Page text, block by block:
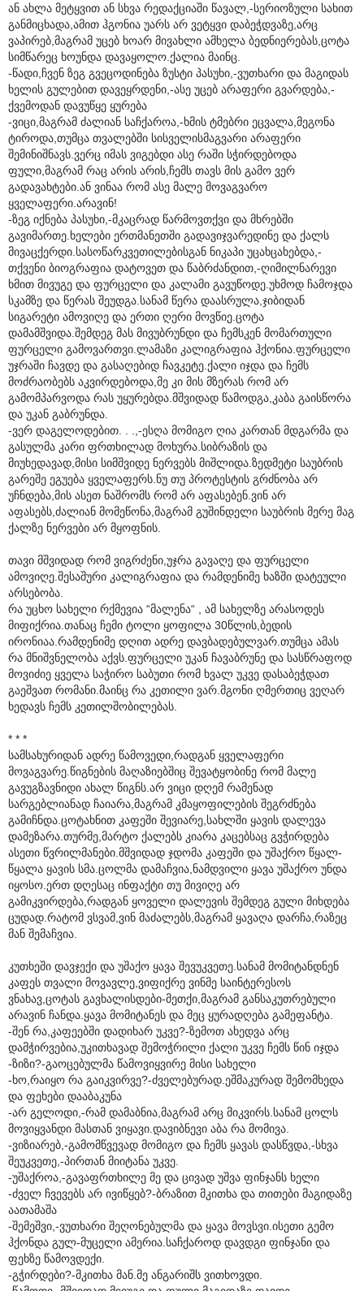
ან ახლა მეტყვით ან სხვა რედაქციაში წავალ,-სერიოზული სახით
განმიცხადა,ამით ჰგონია უარს არ ვეტყვი დაბეჭდვაზე,არც
ვაპირებ,მაგრამ უცებ ხოარ მივახლი ამხელა ბედნიერებას,ცოტა
სიმწარეც ხოუნდა დავაყოლო.ქალია მაინც.
-წადი,ჩვენ ზეგ გვეცოდინება ზუსტი პასუხი,-ვუთხარი და მაგიდას
ხელის გულებით დავეყრდენი,-ასე უცებ არაფერი გვარდება,-
ქვემოდან დავუწყე ყურება
-ვიცი,მაგრამ ძალიან საჩქაროა,-ხმის ტმებრი ეცვალა,მეგონა
ტიროდა,თუმცა თვალებში სისველისმაგვარი არაფერი
შემინიშნავს.ვერც იმას ვიგებდი ასე რაში სჭირდებოდა
ფული,მაგრამ რაც არის არის,ჩემს თავს მის გამო ვერ
გადავახტები.ან ვინაა რომ ასე მალე მოვაგვარო
ყველაფერი.არავინ!
-ზეგ იქნება პასუხი,-მკაცრად წარმოვთქვი და მხრებში
გავიმართე.ხელები ერთმანეთში გადავიჯვარედინე და ქალს
მივაცქერდი.სასოწარკვეთილებისგან ნიკაპი უცახცახებდა,-
თქვენი ბიოგრაფია დატოვეთ და წაბრძანდით,-ღიმილნარევი
ხმით მივუგე და ფურცელი და კალამი გავუწოდე.უხმოდ ჩამოჯდა
სკამზე და წერას შეუდგა.სანამ წერა დაასრულა,ჯიბიდან
სიგარეტი ამოვიღე და ერთი ღერი მოვწიე.ცოტა
დამამშვიდა.შემდეგ მას მივუბრუნდი და ჩემსკენ მომართული
ფურცელი გამოვართვი.ლამაზი კალიგრაფია ჰქონია.ფურცელი
უჯრაში ჩავდე და გასაღებიდ ჩავკეტე.ქალი იჯდა და ჩემს
მოძრაობებს აკვირდებოდა,მე კი მის მზერას რომ არ
გამომპარვოდა რას უყურებდა.მშვიდად წამოდგა,კაბა გაისწორა
და უკან გაბრუნდა.
-ვერ დაგელოდებით. . .,-ესღა მომიგო ღია კართან მდგარმა და
გასულმა კარი ფრთხილად მოხურა.სიბრაზის და
მიუხედავად,მისი სიმშვიდე ნერვებს მიშლიდა.ზედმეტი საუბრის
გარეშე ეგუება ყველაფერს.ნუ თუ პროტესტის გრძნობა არ
უჩნდება,მის ასეთ ნაშრომს რომ არ აფასებენ.ვინ არ
აფასებს,ძალიან მომეწონა,მაგრამ გუშინდელი საუბრის მერე მაგ
ქალზე ნერვები არ მყოფნის.
თავი მშვიდად რომ ვიგრძენი,უჯრა გავაღე და ფურცელი
ამოვიღე.შესაშური კალიგრაფია და რამდენიმე ხაზში დატეული
არსებობა.
რა უცხო სახელი რქმევია “მალენა“ , ამ სახელზე არასოდეს
მიფიქრია.თანაც ჩემი ტოლი ყოფილა 30წლის,ბედის
ირონიაა.რამდენიმე დღით ადრე დავბადებულვარ.თუმცა ამას
რა მნიშვნელობა აქვს.ფურცელი უკან ჩავაბრუნე და სასწრაფოდ
მოვიძიე ყველა საჭირო საბუთი რომ ხვალ უკვე დასაბეჭდათ
გაეშვათ რომანი.მაინც რა კეთილი ვარ.მგონი ღმერთიც ვეღარ
ხედავს ჩემს კეთილშობილებას.
* * *
სამსახურიდან ადრე წამოვედი,რადგან ყველაფერი
მოვაგვარე.წიგნების მაღაზიებშიც შევატყობინე რომ მალე
გავუგზავნიდი ახალ წიგნს.არ ვიცი დღემ რამენად
სარგებლიანად ჩაიარა,მაგრამ კმაყოფილების შეგრძნება
გამიჩნდა.ცოტახნით კაფეში შევიარე,სახლში ყავის დალევა
დამეზარა.თურმე,მარტო ქალებს კიარა კაცებსაც გვჭირდება
ასეთი წვრილმანები.მშვიდად ჯდომა კაფეში და უშაქრო წყალ-
წყალა ყავის სმა.ცოლმა დამაჩვია,ნამდვილი ყავა უშაქრო უნდა
იყოსო.ერთ დღესაც ინფაქტი თუ მივიღე არ
გამიკვირდება,რადგან ყოველი დალევის შემდეგ გული მიხდება
ცუდად.რატომ ვსვამ,ვინ მაძალებს,მაგრამ ყავაღა დარჩა,რაზეც
მან შემაჩვია.
კუთხეში დავჯექი და უშაქო ყავა შევუკვეთე.სანამ მომიტანდნენ
კაფეს თვალი მოვავლე,ვიფიქრე ვინმე საინტერესოს
ვნახავ,ცოტას გავხალისდები-მეთქი,მაგრამ განსაკუთრებული
არავინ ჩანდა.ყავა მომიტანეს და მეც ყურადღება გამეფანტა.
-შენ რა,კაფეებში დადიხარ უკვე?-ზემოთ ახედვა არც
დამჭირვებია,უკითხავად შემოჭრილი ქალი უკვე ჩემს წინ იჯდა
-ზიზი?-გაოცებულმა წამოვიყვირე მისი სახელი
-ხო,რაიყო რა გაიკვირვე?-ძველებურად.ეშმაკურად შემომხედა
და ფეხები დააბაკუნა
-არ გელოდი,-რამ დამაბნია,მაგრამ არც მიკვირს.სანამ ცოლს
მოვიყვანდი მასთან ვიყავი.დავიბნევი აბა რა მომივა.
-ვიზიარებ,-გამომწვევად მომიგო და ჩემს ყავას დასწვდა,-სხვა
შეუკვეთე,-პირთან მიიტანა უკვე.
-უშაქროა,-გავაფრთხილე მე და ცივად უშვა ფინჯანს ხელი
-ძველ ჩვევებს არ ივიწყებ?-ბრაზით მკითხა და თითები მაგიდაზე
აათამაშა
-შემეშვი,-ვუთხარი შეღონებულმა და ყავა მოვსვი.ისეთი გემო
ჰქონდა გულ-მუცელი ამერია.საჩქაროდ დავდგი ფინჯანი და
ფეხზე წამოვდექი.
-გჭირდები?-მკითხა მან.მე ანგარიშს ვითხოვდი.